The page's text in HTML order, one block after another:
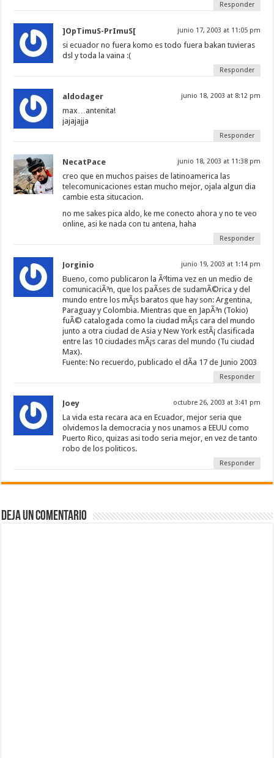
Responder
]OpTimuS-PrImuS[ junio 17, 2003 at 11:05 pm
si ecuador no fuera komo es todo fuera bakan tuvieras
dsl y toda la vaina :(
Responder
aldodager junio 18, 2003 at 8:12 pm
max…antenita!
jajajajja
Responder
NecatPace junio 18, 2003 at 11:38 pm
creo que en muchos paises de latinoamerica las
telecomunicaciones estan mucho mejor, ojala algun dia
cambie esta situcacion.
no me sakes pica aldo, ke me conecto ahora y no te veo
online, asi ke nada con tu antena, haha
Responder
Jorginio junio 19, 2003 at 1:14 pm
Bueno, como publicaron la Ãºltima vez en un medio de
comunicaciÃ³n, que los paÃ­ses de sudamÃ©rica y del
mundo entre los mÃ¡s baratos que hay son: Argentina,
Paraguay y Colombia. Mientras que en JapÃ³n (Tokio)
fuÃ© catalogada como la ciudad mÃ¡s cara del mundo
junto a otra ciudad de Asia y New York estÃ¡ clasificada
entre las 10 ciudades mÃ¡s caras del mundo (Tu ciudad
Max).
Fuente: No recuerdo, publicado el dÃ­a 17 de Junio 2003
Responder
Joey octubre 26, 2003 at 3:41 pm
La vida esta recara aca en Ecuador, mejor seria que
olvidemos la democracia y nos unamos a EEUU como
Puerto Rico, quizas asi todo seria mejor, en vez de tanto
robo de los politicos.
Responder
Deja un comentario